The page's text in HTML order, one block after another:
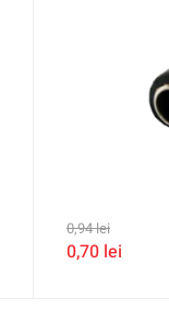
0,94lei
0,70 lei